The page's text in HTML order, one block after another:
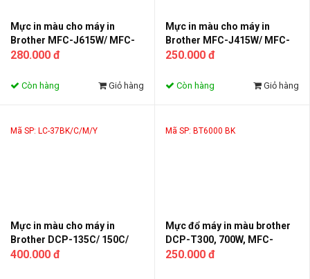
Mực in màu cho máy in
Brother MFC-J615W/ MFC-
185C/ 385C/ 490CW/
6490CW/ DCP-585CW/
280.000 đ
Còn hàng Giỏ hàng
Mực in màu cho máy in
Brother MFC-J415W/ MFC-
J265W; DCP-J125/
250.000 đ
Còn hàng Giỏ hàng
Mã SP: LC-37BK/C/M/Y
Mực in màu cho máy in
Brother DCP-135C/ 150C/
MFC-235C/ 260C
400.000 đ
Mã SP: BT6000 BK
Mực đổ máy in màu brother
DCP-T300, 700W, MFC-
T800W - 5000 trang in
250.000 đ